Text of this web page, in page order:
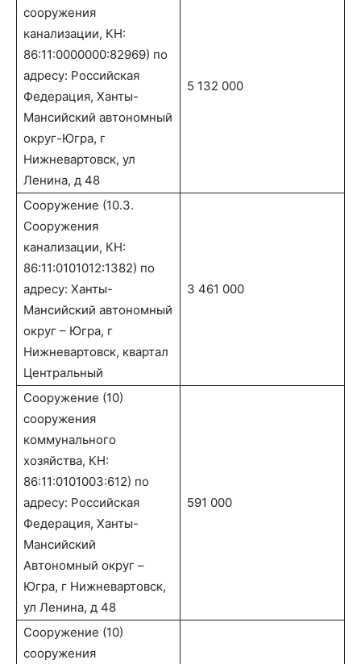
сооружения
канализации, КН:
86:11:0000000:82969) по
адресу: Российская
Федерация, Ханты-
Мансийский автономный
округ-Югра, г
Нижневартовск, ул
Ленина, д 48
5 132 000
Сооружение (10.3.
Сооружения
канализации, КН:
86:11:0101012:1382) по
адресу: Ханты-
Мансийский автономный
округ – Югра, г
Нижневартовск, квартал
Центральный
3 461 000
Сооружение (10)
сооружения
коммунального
хозяйства, КН:
86:11:0101003:612) по
адресу: Российская
Федерация, Ханты-
Мансийский
Автономный округ –
Югра, г Нижневартовск,
ул Ленина, д 48
591 000
Сооружение (10)
сооружения